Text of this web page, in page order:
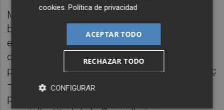
Malgrat tot, el professorat no ha baixat els
braços i ha mantingut una comportament
exemplar. Sempre ha defensat la necessitat
d'una negociació real que millore l'educació
pública. Ha sigut, precisament, aquest esforç
—amb la pèrdua d'un mes de sou i part de la
paga extra— el que ha acabat forçant un
cookies .Política de privacidad
ACEPTAR TODO
RECHAZAR TODO
CONFIGURAR